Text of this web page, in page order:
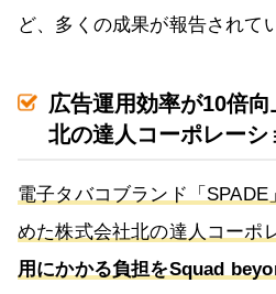
ど、多くの成果が報告されて
広告運用効率が10倍
北の達人コーポレーシ
電子タバコブランド「
めた株式会社北の達人コーポ
用にかかる負担をSquad